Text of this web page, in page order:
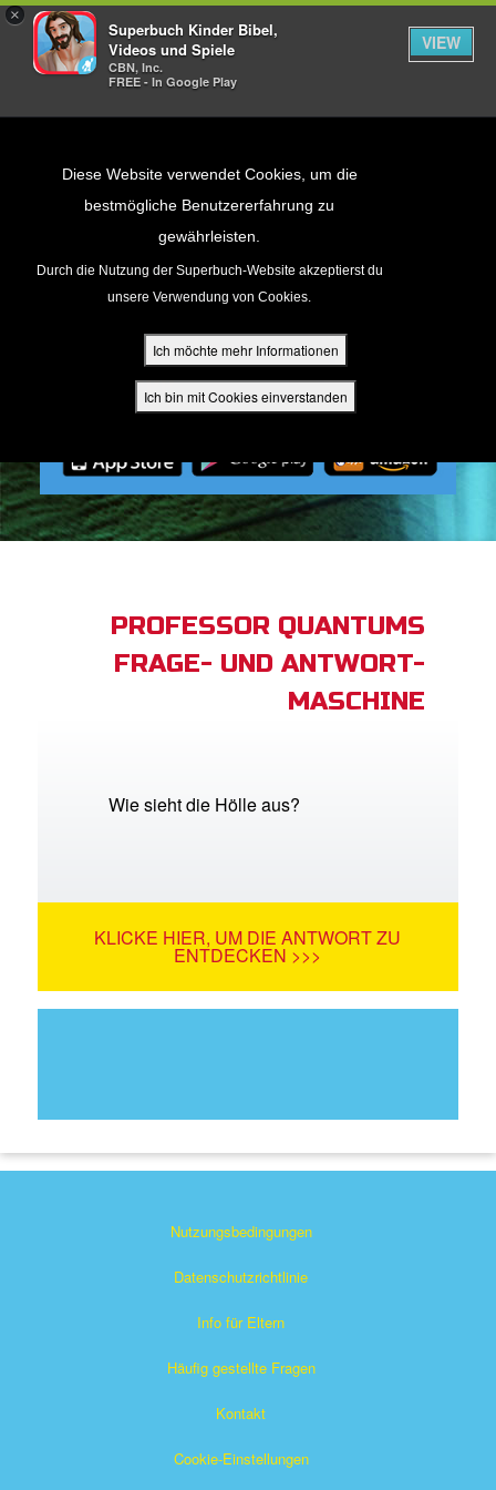
×
Superbuch Kinder Bibel,
Videos und Spiele
CBN, Inc.
FREE - In Google Play
VIEW
Diese Website verwendet Cookies, um die
bestmögliche Benutzererfahrung zu
gewährleisten.
Durch die Nutzung der Superbuch-Website akzeptierst du
unsere Verwendung von Cookies.
Ich möchte mehr Informationen
Ich bin mit Cookies einverstanden
PROFESSOR QUANTUMS
FRAGE- UND ANTWORT-
MASCHINE
Wie sieht die Hölle aus?
KLICKE HIER, UM DIE ANTWORT ZU
ENTDECKEN >>>
Nutzungsbedingungen
Datenschutzrichtlinie
Info für Eltern
Häufig gestellte Fragen
Kontakt
Cookie-Einstellungen